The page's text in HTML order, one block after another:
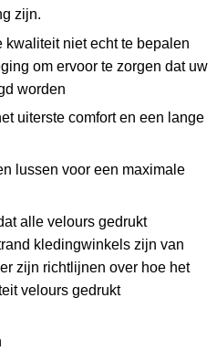
zijn.
kwaliteit niet echt te bepalen
om ervoor te zorgen dat uw
worden
uiterste comfort en een lange
lussen voor een maximale
alle velours gedrukt
kledingwinkels zijn van
zijn richtlijnen over hoe het
velours gedrukt